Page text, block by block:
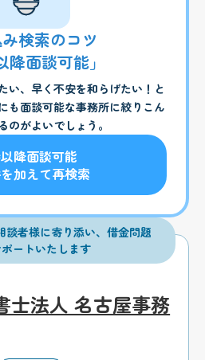
検索のコツ
降面談可能」
い、早く不安を和らげたい！と
も面談可能な事務所に絞りこん
のがよいでしょう。
降面談可能
加えて再検索
談者様に寄り添い、借金問題
ートいたします
士法人 名古屋事務